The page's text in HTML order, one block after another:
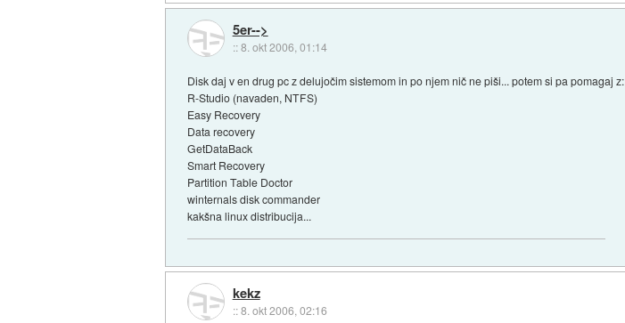
5er-->
::8. okt 2006, 01:14
Disk daj v en drug pc z delujočim sistemom in po njem nič ne piši... potem si pa pomagaj z:
R-Studio (navaden, NTFS)
Easy Recovery
Data recovery
GetDataBack
Smart Recovery
Partition Table Doctor
winternals disk commander
kakšna linux distribucija...
kekz
::8. okt 2006, 02:16